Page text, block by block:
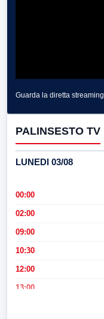
Guarda la diretta streaming
PALINSESTO TV
LUNEDI 03/08
00:00
02:00
09:00
10:30
12:00
13:00